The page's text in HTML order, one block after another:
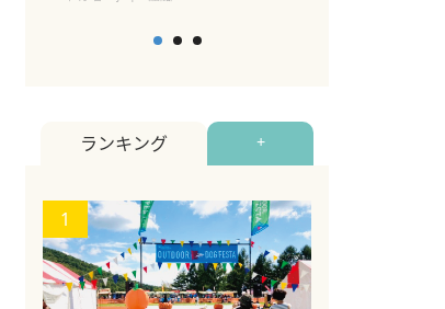
ランキング +
1